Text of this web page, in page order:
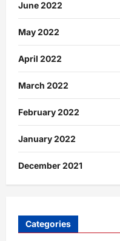
June 2022
May 2022
April 2022
March 2022
February 2022
January 2022
December 2021
Categories